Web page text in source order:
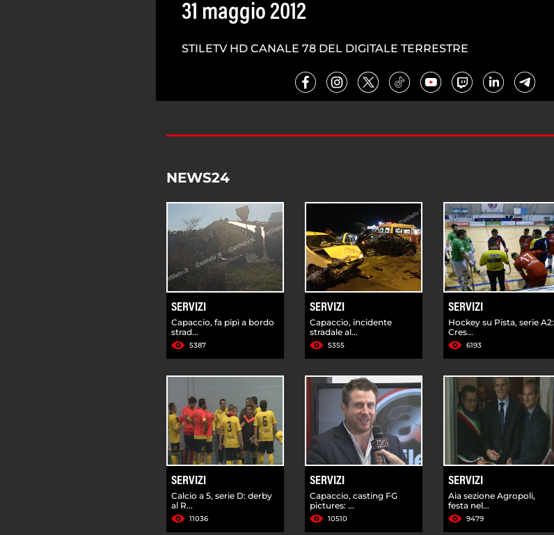
31 maggio 2012
STILETV HD CANALE 78 DEL DIGITALE TERRESTRE
NEWS24
SERVIZI
Capaccio, fa pipì a bordo
strad...
5387
SERVIZI
Capaccio, incidente
stradale al...
5355
SERVIZI
Hockey su Pista, serie A2:
Cres...
6193
SERVIZI
Calcio a 5, serie D: derby
al R...
11036
SERVIZI
Capaccio, casting FG
pictures: ...
10510
SERVIZI
Aia sezione Agropoli,
festa nel...
9479